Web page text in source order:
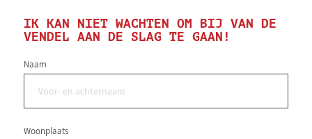
IK KAN NIET WACHTEN OM BIJ VAN DE
VENDEL AAN DE SLAG TE GAAN!
Naam
Woonplaats